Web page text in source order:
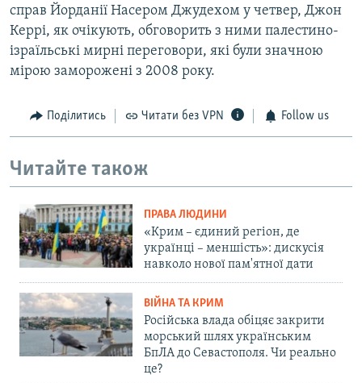
справ Йорданії Насером Джудехом у четвер, Джон
Керрі, як очікують, обговорить з ними палестино-
ізраїльські мирні переговори, які були значною
мірою заморожені з 2008 року.
Поділитись Читати без VPN Follow us
Читайте також
ПРАВА ЛЮДИНИ
«Крим – єдиний регіон, де
українці – меншість»: дискусія
навколо нової пам'ятної дати
ВІЙНА ТА КРИМ
Російська влада обіцяє закрити
морський шлях українським
БпЛА до Севастополя. Чи реально
це?